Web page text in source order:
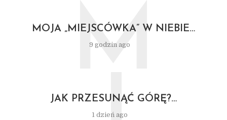
MOJA „MIEJSCÓWKA” W NIEBIE…
9 godzin ago
M
JAK PRZESUNĄĆ GÓRĘ?…
1 dzień ago